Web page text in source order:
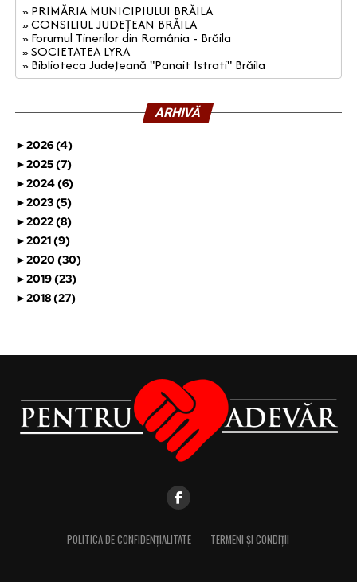
» PRIMĂRIA MUNICIPIULUI BRĂILA
» CONSILIUL JUDEȚEAN BRĂILA
» Forumul Tinerilor din România - Brăila
» SOCIETATEA LYRA
» Biblioteca Judeţeană "Panait Istrati" Brăila
ARHIVĂ
►2026 (4)
►2025 (7)
►2024 (6)
►2023 (5)
►2022 (8)
►2021 (9)
►2020 (30)
►2019 (23)
►2018 (27)
POLITICA DE CONFIDENȚIALITATE TERMENI ȘI CONDIȚII